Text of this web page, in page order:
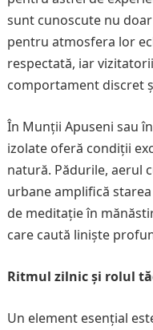
sunt cunoscute nu
pentru atmosfera lor
respectată, iar
comportament discret
În Munții Apuseni sau
izolate oferă condiții
natură. Pădurile, aerul
urbane amplifică
de meditație în
care caută liniște
Ritmul zilnic și rolul
Un element esențial